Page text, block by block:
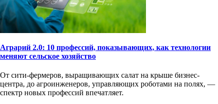
Аграрий 2.0: 10 профессий, показывающих, как технологии
меняют сельское хозяйство
От сити-фермеров, выращивающих салат на крыше бизнес-
центра, до агроинженеров, управляющих роботами на полях, —
спектр новых профессий впечатляет.